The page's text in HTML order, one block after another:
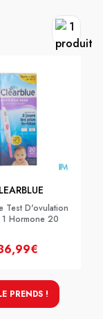
Test D'ovulation
1 Hormone 20
PRENDS !